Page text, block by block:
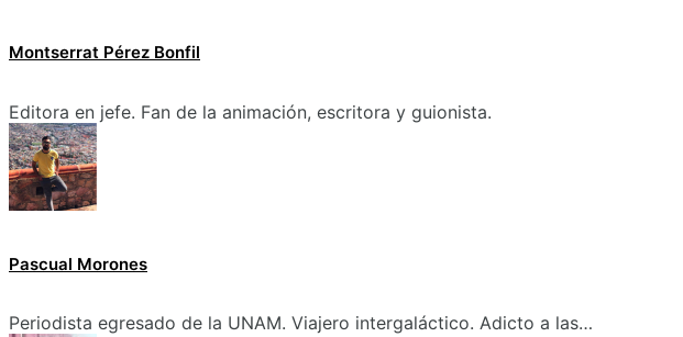
Montserrat Pérez Bonfil
Editora en jefe. Fan de la animación, escritora y guionista.
Pascual Morones
Periodista egresado de la UNAM. Viajero intergaláctico. Adicto a las…